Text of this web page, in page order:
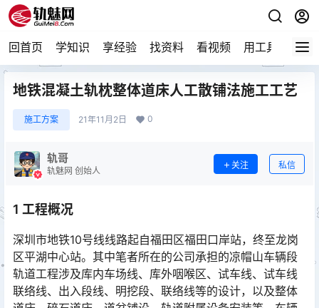
回首页 学知识 享经验 找资料 看视频 用工具 论技
地铁混凝土轨枕整体道床人工散铺法施工工艺
施工方案 21年11月2日 0
轨哥
轨魅网 创始人
关注 私信
1 工程概况
深圳市地铁10号线线路起自福田区福田口岸站，终至龙岗
区平湖中心站。其中笔者所在的公司承担的凉帽山车辆段
轨道工程涉及库内车场线、库外咽喉区、试车线、试车线
联络线、出入段线、明挖段、联络线等的设计，以及整体